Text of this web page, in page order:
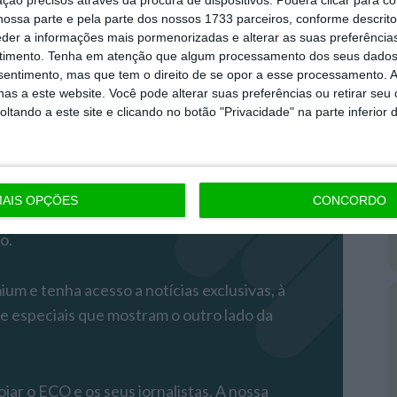
parte e pela parte dos nossos 1733 parceiros, conforme
a informações mais pormenorizadas e alterar as suas
Tenha em atenção que algum processamento dos seus
mas que tem o direito de se opor a esse processamento.
a este website. Você pode alterar suas preferências ou retirar seu
a este site e clicando no botão "Privacidade" na parte inferior
OPÇÕES CONCORDO
mais importante do que nunca, apoie o
e tenha acesso a notícias exclusivas, à
especiais que mostram o outro lado da
o ECO e os seus jornalistas. A nossa